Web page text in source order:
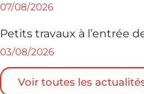
07/08/2026
Petits travaux à l’entrée
03/08/2026
Voir toutes les